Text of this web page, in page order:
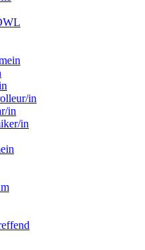
in
in
in